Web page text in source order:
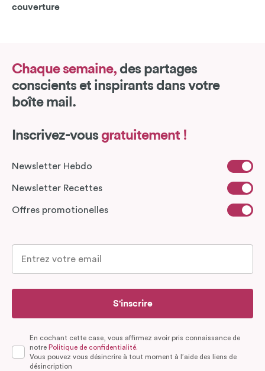
couverture
Chaque semaine, des partages
conscients et inspirants dans votre
boîte mail.
Inscrivez-vous gratuitement !
Newsletter Hebdo
Newsletter Recettes
Offres promotionelles
S'inscrire
En cochant cette case, vous affirmez avoir pris connaissance de
notre Politique de confidentialité.
Vous pouvez vous désincrire à tout moment à l’aide des liens de
désincription